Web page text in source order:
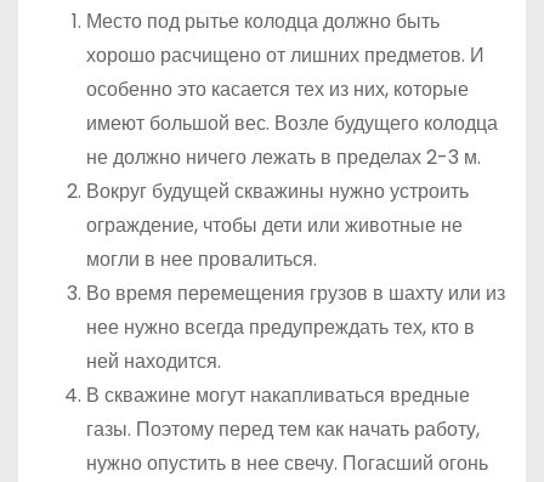
Место под рытье колодца должно быть
хорошо расчищено от лишних предметов. И
особенно это касается тех из них, которые
имеют большой вес. Возле будущего колодца
не должно ничего лежать в пределах 2-3 м.
Вокруг будущей скважины нужно устроить
ограждение, чтобы дети или животные не
могли в нее провалиться.
Во время перемещения грузов в шахту или из
нее нужно всегда предупреждать тех, кто в
ней находится.
В скважине могут накапливаться вредные
газы. Поэтому перед тем как начать работу,
нужно опустить в нее свечу. Погасший огонь